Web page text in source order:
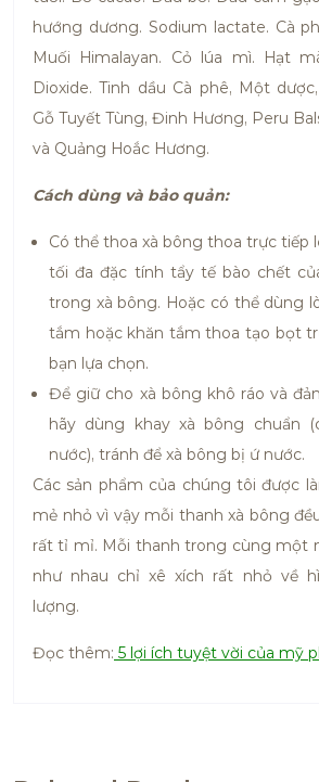
hướng dương. Sodium lactate. Cà
Muối Himalayan. Cỏ lúa mì. Hạt
Dioxide. Tinh dầu Cà phê, Một
Gỗ Tuyết Tùng, Đinh Hương, Peru
và Quảng Hoắc Hương.
Cách dùng và bảo quản:
Có thể thoa xà bông thoa trực tiếp
tối đa đặc tính tẩy tế bào chết
trong xà bông. Hoặc có thể dùng
tắm hoặc khăn tắm thoa tạo bọt
bạn lựa chọn.
Để giữ cho xà bông khô ráo và
hãy dùng khay xà bông chuẩn
nước), tránh để xà bông bị ứ nước.
Các sản phẩm của chúng tôi được
mẻ nhỏ vì vậy mỗi thanh xà bông
rất tỉ mỉ. Mỗi thanh trong cùng một
như nhau chỉ xê xích rất nhỏ về
lượng.
Đọc thêm: 5 lợi ích tuyệt vời của mỹ